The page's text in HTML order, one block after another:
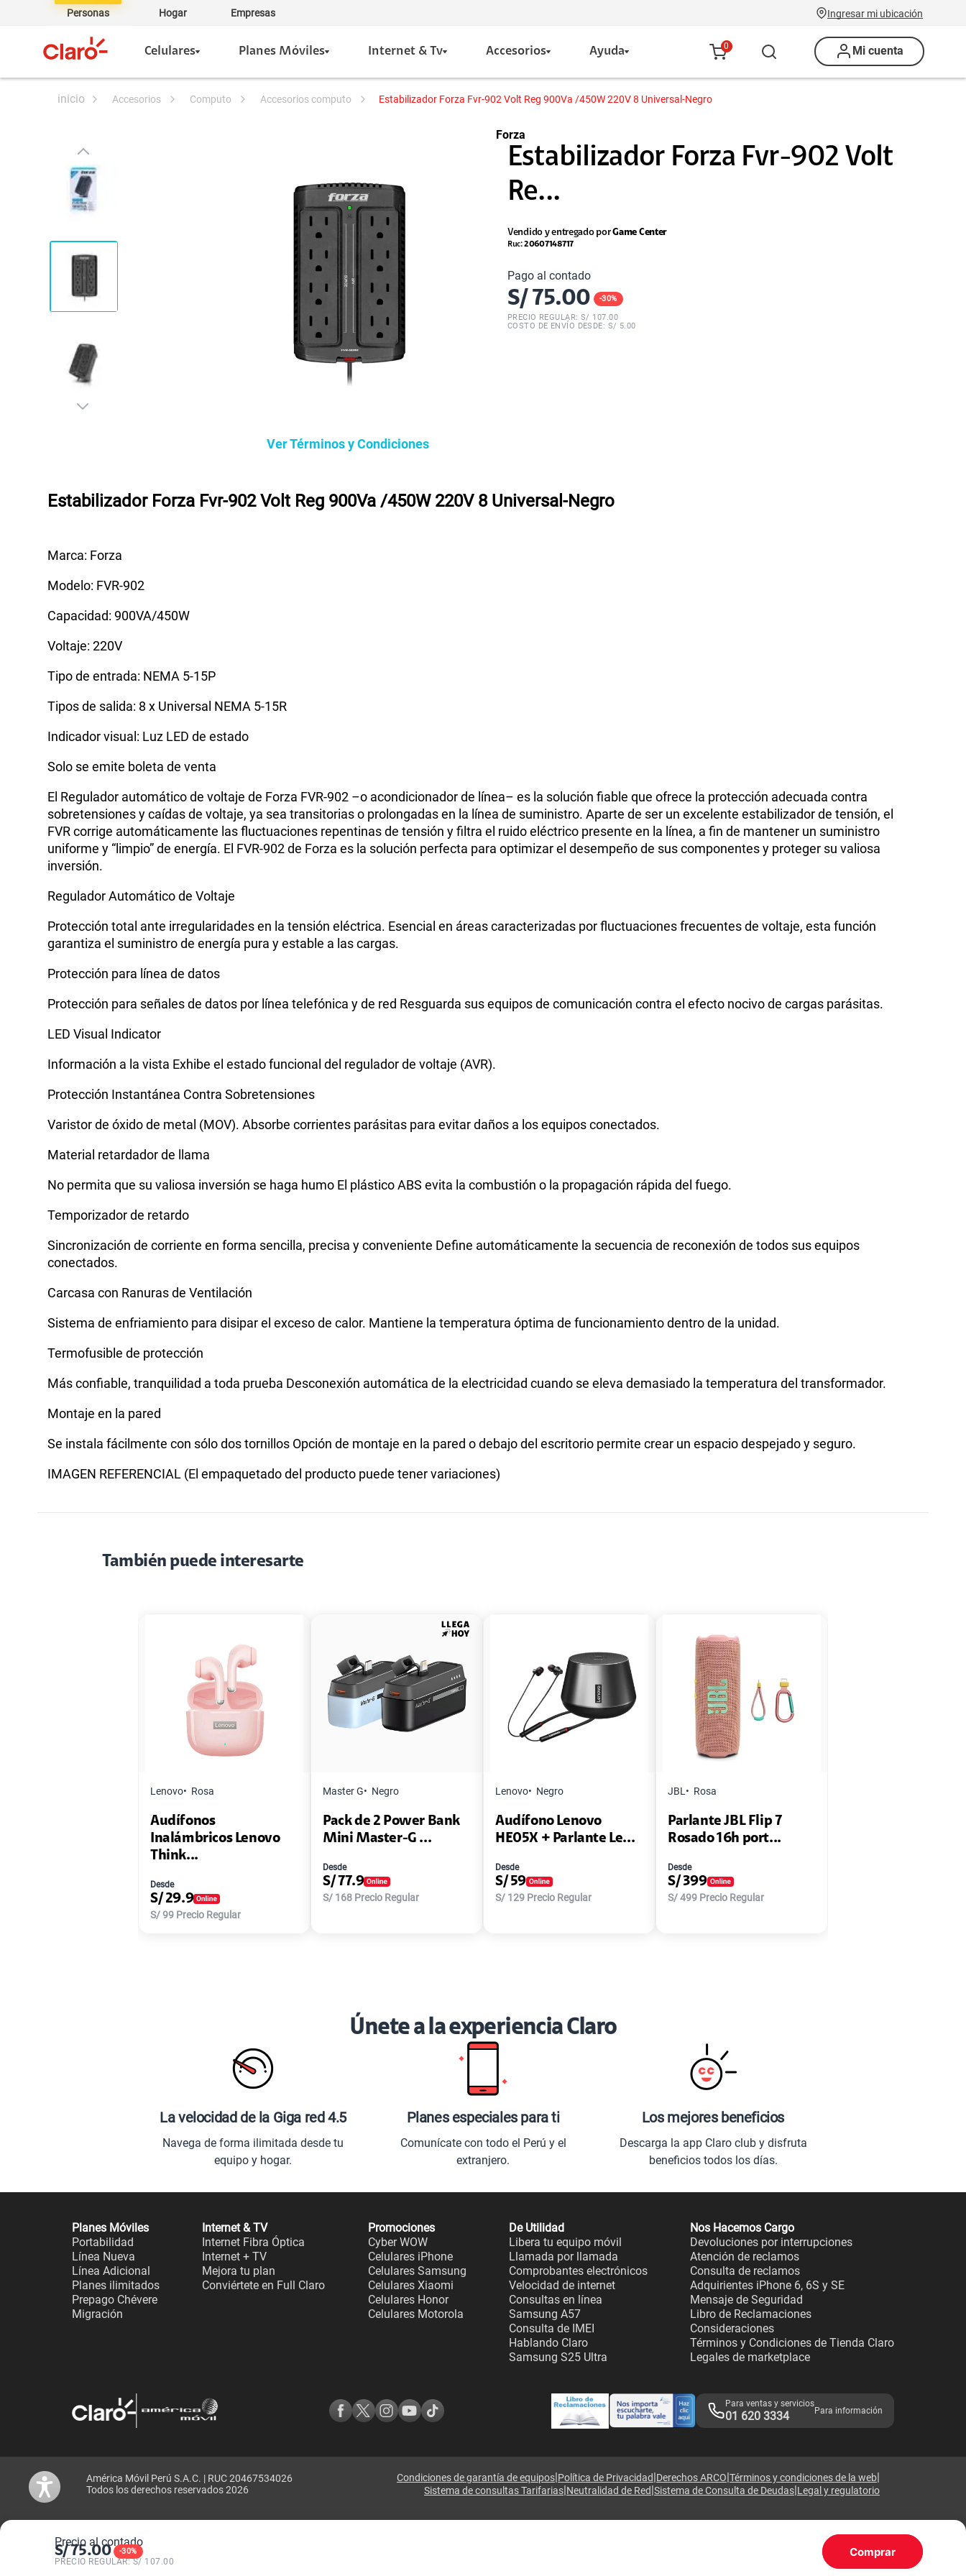
Personas Hogar Empresas Ingresar mi ubicación
Celulares Planes Móviles Internet & Tv Accesorios Ayuda 0 Mi cuenta
accesorios computo accesorios computo Estabilizador Forza Fvr-902 Volt Reg 900Va /450W 220V 8 Universal-Negro
Precio al contado
S/75.00 -30%
PRECIO REGULAR: S/ 107.00
Comprar
Ver Términos y Condiciones
Forza
Estabilizador Forza Fvr-902 Volt
Re...
Vendido y entregado porGame Center
Ruc:20607148717
Pago al contado
S/ 75.00 -30%
PRECIO REGULAR: S/ 107.00
COSTO DE ENVÍO DESDE: S/ 5.00
Estabilizador Forza Fvr-902 Volt Reg 900Va /450W 220V 8 Universal-Negro
Marca: Forza
Modelo: FVR-902
Capacidad: 900VA/450W
Voltaje: 220V
Tipo de entrada: NEMA 5-15P
Tipos de salida: 8 x Universal NEMA 5-15R
Indicador visual: Luz LED de estado
Solo se emite boleta de venta
El Regulador automático de voltaje de Forza FVR-902 –o acondicionador de línea– es la solución fiable que ofrece la protección adecuada contra
sobretensiones y caídas de voltaje, ya sea transitorias o prolongadas en la línea de suministro. Aparte de ser un excelente estabilizador de tensión, el
FVR corrige automáticamente las fluctuaciones repentinas de tensión y filtra el ruido eléctrico presente en la línea, a fin de mantener un suministro
uniforme y “limpio” de energía. El FVR-902 de Forza es la solución perfecta para optimizar el desempeño de sus componentes y proteger su valiosa
inversión.
Regulador Automático de Voltaje
Protección total ante irregularidades en la tensión eléctrica. Esencial en áreas caracterizadas por fluctuaciones frecuentes de voltaje, esta función
garantiza el suministro de energía pura y estable a las cargas.
Protección para línea de datos
Protección para señales de datos por línea telefónica y de red Resguarda sus equipos de comunicación contra el efecto nocivo de cargas parásitas.
LED Visual Indicator
Información a la vista Exhibe el estado funcional del regulador de voltaje (AVR).
Protección Instantánea Contra Sobretensiones
Varistor de óxido de metal (MOV). Absorbe corrientes parásitas para evitar daños a los equipos conectados.
Material retardador de llama
No permita que su valiosa inversión se haga humo El plástico ABS evita la combustión o la propagación rápida del fuego.
Temporizador de retardo
Sincronización de corriente en forma sencilla, precisa y conveniente Define automáticamente la secuencia de reconexión de todos sus equipos
conectados.
Carcasa con Ranuras de Ventilación
Sistema de enfriamiento para disipar el exceso de calor. Mantiene la temperatura óptima de funcionamiento dentro de la unidad.
Termofusible de protección
Más confiable, tranquilidad a toda prueba Desconexión automática de la electricidad cuando se eleva demasiado la temperatura del transformador.
Montaje en la pared
Se instala fácilmente con sólo dos tornillos Opción de montaje en la pared o debajo del escritorio permite crear un espacio despejado y seguro.
IMAGEN REFERENCIAL (El empaquetado del producto puede tener variaciones)
También puede interesarte
Lenovo Rosa
Audífonos
Inalámbricos Lenovo
Think...
Desde
S/ 29.9
S/99 Precio Regular
Master G Negro
Pack de 2 Power Bank
Mini Master-G ...
Desde
S/77.9
S/ 168 Precio Regular
Lenovo Negro
Audífono Lenovo
HE05X + Parlante Le...
Desde
S/ 59
S/ 129 Precio Regular
JBL Rosa
Parlante JBL Flip 7
Rosado 16h port...
Desde
S/ 399
S/499 Precio Regular
Únete a la experiencia Claro
La velocidad de la Giga red 4.5
Navega de forma ilimitada desde tu
equipo y hogar.
Planes especiales para ti
Comunícate con todo el Perú y el
extranjero.
Los mejores beneficios
Descarga la app Claro club y disfruta
beneficios todos los días.
Planes Móviles
Portabilidad
Línea Nueva
Línea Adicional
Planes ilimitados
Prepago Chévere
Migración
Internet & TV
Internet Fibra Óptica
Internet + TV
Mejora tu plan
Conviértete en Full Claro
Promociones
Cyber WOW
Celulares iPhone
Celulares Samsung
Celulares Xiaomi
Celulares Honor
Celulares Motorola
De Utilidad
Libera tu equipo móvil
Llamada por llamada
Comprobantes electrónicos
Velocidad de internet
Consultas en línea
Samsung A57
Consulta de IMEI
Hablando Claro
Samsung S25 Ultra
Nos Hacemos Cargo
Devoluciones por interrupciones
Atención de reclamos
Consulta de reclamos
Adquirientes iPhone 6, 6S y SE
Mensaje de Seguridad
Libro de Reclamaciones
Consideraciones
Términos y Condiciones de Tienda Claro
Legales de marketplace
Para ventas y servicios
01 620 3334 Para información
América Móvil Perú S.A.C. | RUC 20467534026
Todos los derechos reservados 2026
Condiciones de garantía de equipos|Política de Privacidad|Derechos ARCO|Términos y condiciones de la web|
Sistema de consultas Tarifarias|Neutralidad de Red|Sistema de Consulta de Deudas|Legal y regulatorio